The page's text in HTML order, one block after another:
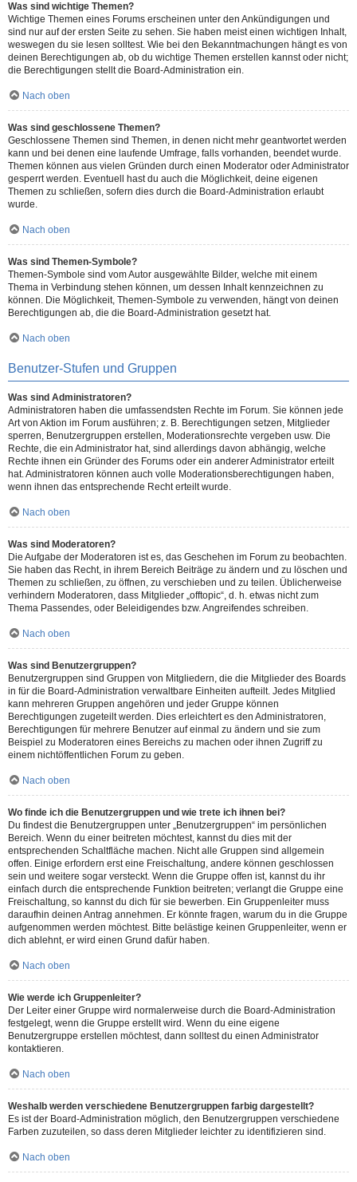
Was sind wichtige Themen?
Wichtige Themen eines Forums erscheinen unter den Ankündigungen und
sind nur auf der ersten Seite zu sehen. Sie haben meist einen wichtigen Inhalt,
weswegen du sie lesen solltest. Wie bei den Bekanntmachungen hängt es von
deinen Berechtigungen ab, ob du wichtige Themen erstellen kannst oder nicht;
die Berechtigungen stellt die Board-Administration ein.
Nach oben
Was sind geschlossene Themen?
Geschlossene Themen sind Themen, in denen nicht mehr geantwortet werden
kann und bei denen eine laufende Umfrage, falls vorhanden, beendet wurde.
Themen können aus vielen Gründen durch einen Moderator oder Administrator
gesperrt werden. Eventuell hast du auch die Möglichkeit, deine eigenen
Themen zu schließen, sofern dies durch die Board-Administration erlaubt
wurde.
Nach oben
Was sind Themen-Symbole?
Themen-Symbole sind vom Autor ausgewählte Bilder, welche mit einem
Thema in Verbindung stehen können, um dessen Inhalt kennzeichnen zu
können. Die Möglichkeit, Themen-Symbole zu verwenden, hängt von deinen
Berechtigungen ab, die die Board-Administration gesetzt hat.
Nach oben
Benutzer-Stufen und Gruppen
Was sind Administratoren?
Administratoren haben die umfassendsten Rechte im Forum. Sie können jede
Art von Aktion im Forum ausführen; z. B. Berechtigungen setzen, Mitglieder
sperren, Benutzergruppen erstellen, Moderationsrechte vergeben usw. Die
Rechte, die ein Administrator hat, sind allerdings davon abhängig, welche
Rechte ihnen ein Gründer des Forums oder ein anderer Administrator erteilt
hat. Administratoren können auch volle Moderationsberechtigungen haben,
wenn ihnen das entsprechende Recht erteilt wurde.
Nach oben
Was sind Moderatoren?
Die Aufgabe der Moderatoren ist es, das Geschehen im Forum zu beobachten.
Sie haben das Recht, in ihrem Bereich Beiträge zu ändern und zu löschen und
Themen zu schließen, zu öffnen, zu verschieben und zu teilen. Üblicherweise
verhindern Moderatoren, dass Mitglieder „offtopic“, d. h. etwas nicht zum
Thema Passendes, oder Beleidigendes bzw. Angreifendes schreiben.
Nach oben
Was sind Benutzergruppen?
Benutzergruppen sind Gruppen von Mitgliedern, die die Mitglieder des Boards
in für die Board-Administration verwaltbare Einheiten aufteilt. Jedes Mitglied
kann mehreren Gruppen angehören und jeder Gruppe können
Berechtigungen zugeteilt werden. Dies erleichtert es den Administratoren,
Berechtigungen für mehrere Benutzer auf einmal zu ändern und sie zum
Beispiel zu Moderatoren eines Bereichs zu machen oder ihnen Zugriff zu
einem nichtöffentlichen Forum zu geben.
Nach oben
Wo finde ich die Benutzergruppen und wie trete ich ihnen bei?
Du findest die Benutzergruppen unter „Benutzergruppen“ im persönlichen
Bereich. Wenn du einer beitreten möchtest, kannst du dies mit der
entsprechenden Schaltfläche machen. Nicht alle Gruppen sind allgemein
offen. Einige erfordern erst eine Freischaltung, andere können geschlossen
sein und weitere sogar versteckt. Wenn die Gruppe offen ist, kannst du ihr
einfach durch die entsprechende Funktion beitreten; verlangt die Gruppe eine
Freischaltung, so kannst du dich für sie bewerben. Ein Gruppenleiter muss
daraufhin deinen Antrag annehmen. Er könnte fragen, warum du in die Gruppe
aufgenommen werden möchtest. Bitte belästige keinen Gruppenleiter, wenn er
dich ablehnt, er wird einen Grund dafür haben.
Nach oben
Wie werde ich Gruppenleiter?
Der Leiter einer Gruppe wird normalerweise durch die Board-Administration
festgelegt, wenn die Gruppe erstellt wird. Wenn du eine eigene
Benutzergruppe erstellen möchtest, dann solltest du einen Administrator
kontaktieren.
Nach oben
Weshalb werden verschiedene Benutzergruppen farbig dargestellt?
Es ist der Board-Administration möglich, den Benutzergruppen verschiedene
Farben zuzuteilen, so dass deren Mitglieder leichter zu identifizieren sind.
Nach oben